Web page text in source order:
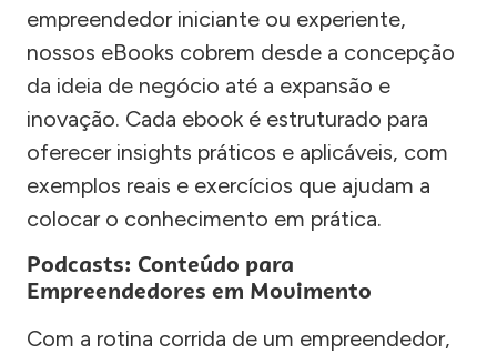
empreendedor iniciante ou experiente,
nossos eBooks cobrem desde a concepção
da ideia de negócio até a expansão e
inovação. Cada ebook é estruturado para
oferecer insights práticos e aplicáveis, com
exemplos reais e exercícios que ajudam a
colocar o conhecimento em prática.
Podcasts: Conteúdo para
Empreendedores em Movimento
Com a rotina corrida de um empreendedor,